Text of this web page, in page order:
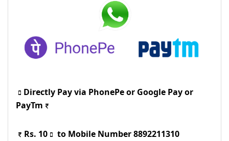
Directly Pay via PhonePe or Google Pay or
PayTm
Rs. 10
to Mobile Number 8892211310